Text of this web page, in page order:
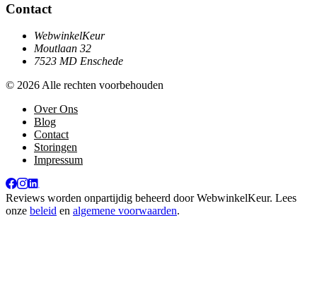
Contact
WebwinkelKeur
Moutlaan 32
7523 MD Enschede
© 2026 Alle rechten voorbehouden
Over Ons
Blog
Contact
Storingen
Impressum
Reviews worden onpartijdig beheerd doorWebwinkelKeur. Lees
onze beleid en algemene voorwaarden.